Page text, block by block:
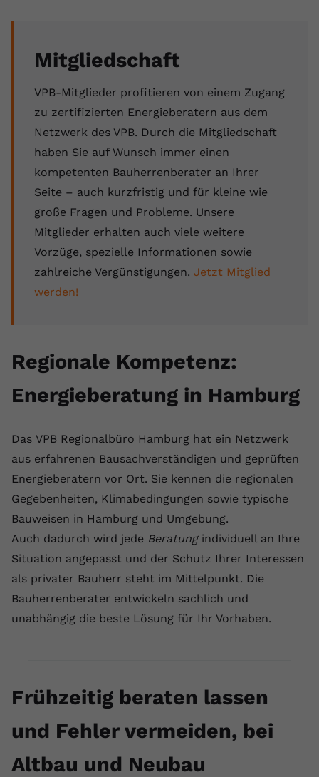
Mitgliedschaft
VPB-Mitglieder profitieren von einem Zugang
zu zertifizierten Energieberatern aus dem
Netzwerk des VPB. Durch die Mitgliedschaft
haben Sie auf Wunsch immer einen
kompetenten Bauherrenberater an Ihrer
Seite – auch kurzfristig und für kleine wie
große Fragen und Probleme. Unsere
Mitglieder erhalten auch viele weitere
Vorzüge, spezielle Informationen sowie
zahlreiche Vergünstigungen. Jetzt Mitglied
werden!
Regionale Kompetenz:
Energieberatung in Hamburg
Das VPB Regionalbüro Hamburg hat ein Netzwerk
aus erfahrenen Bausachverständigen und geprüften
Energieberatern vor Ort. Sie kennen die regionalen
Gegebenheiten, Klimabedingungen sowie typische
Bauweisen in Hamburg und Umgebung.
Auch dadurch wird jede Beratungindividuell an Ihre
Situation angepasst und der Schutz Ihrer Interessen
als privater Bauherr steht im Mittelpunkt. Die
Bauherrenberater entwickeln sachlich und
unabhängig die beste Lösung für Ihr Vorhaben.
Frühzeitig beraten lassen
und Fehler vermeiden, bei
Altbau und Neubau